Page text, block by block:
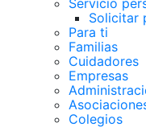
Solicitar
Para ti
Familias
Cuidadores
Empresas
Colegios